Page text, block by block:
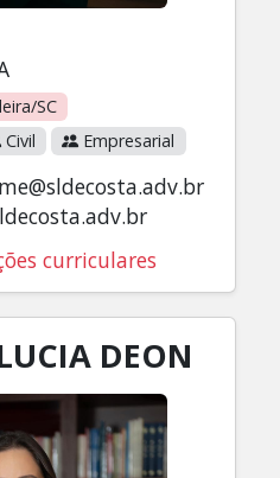
SC
Civil Empresarial
curriculares
DEON